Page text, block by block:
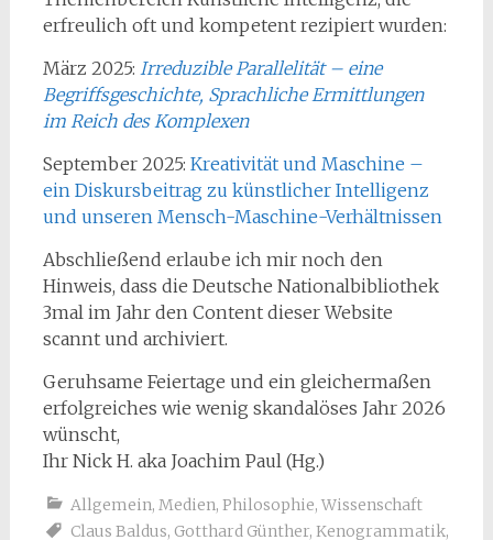
erfreulich oft und kompetent rezipiert wurden:
März 2025: Irreduzible Parallelität – eine
Begriffsgeschichte, Sprachliche Ermittlungen
im Reich des Komplexen
September 2025: Kreativität und Maschine –
ein Diskursbeitrag zu künstlicher Intelligenz
und unseren Mensch-Maschine-Verhältnissen
Abschließend erlaube ich mir noch den
Hinweis, dass die Deutsche Nationalbibliothek
3mal im Jahr den Content dieser Website
scannt und archiviert.
Geruhsame Feiertage und ein gleichermaßen
erfolgreiches wie wenig skandalöses Jahr 2026
wünscht,
Ihr Nick H. aka Joachim Paul (Hg.)
Allgemein, Medien, Philosophie, Wissenschaft
Claus Baldus, Gotthard Günther, Kenogrammatik,